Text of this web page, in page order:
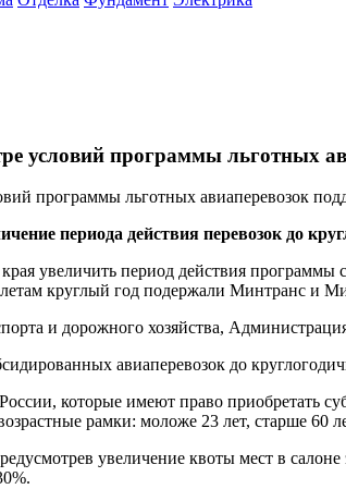
условий программы льготных
периода действия перевозок до
увеличить период действия программы
круглый год подержали Минтранс и
и дорожного хозяйства,
авиаперевозок до
которые имеют право приобретать
рамки: моложе 23 лет, старше
увеличение квоты мест в